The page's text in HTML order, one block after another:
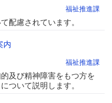
福祉推進課
配慮されています。
内
福祉推進課
及び精神障害をもつ方を
ついて説明します。